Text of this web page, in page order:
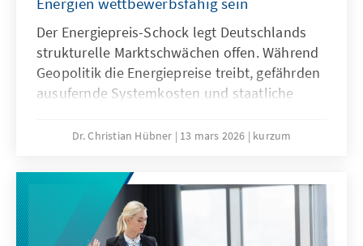
Der Energiepreis-Schock legt Deutschlands
strukturelle Marktschwächen offen. Während
Geopolitik die Energiepreise treibt, gefährden
ausufernde Systemkosten und staatliche
resiliente Energiewende wirkt dem entgegen
wettbewerbsfähig. So lässt sich unser
Industriestandort sichern und verhindert,
dass Klimaschutz durch den Verlust
wertvoller Wertschöpfung erkauft wird.
Dr. Christian Hübner 13 mars 2026 kurzum